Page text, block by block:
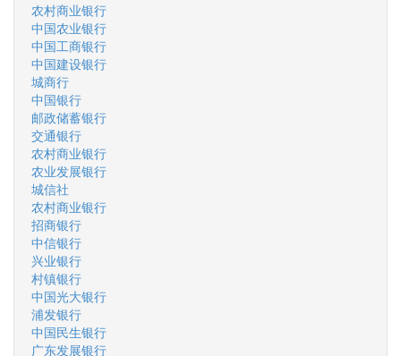
农村商业银行
中国农业银行
中国工商银行
中国建设银行
城商行
中国银行
邮政储蓄银行
交通银行
农村商业银行
农业发展银行
城信社
农村商业银行
招商银行
中信银行
兴业银行
村镇银行
中国光大银行
浦发银行
中国民生银行
广东发展银行